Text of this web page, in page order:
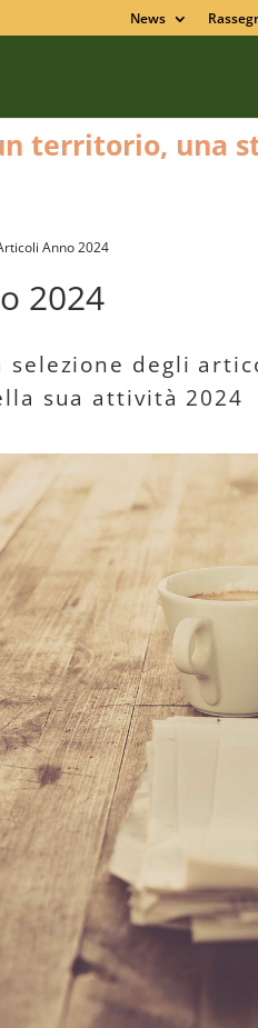
News
Anno 2024
2024
selezione degli
sua attività 2024
territorio, una